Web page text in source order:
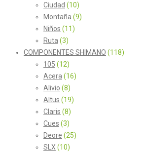
Ciudad (10)
Montaña (9)
Niños (11)
Ruta (3)
COMPONENTES SHIMANO (118)
105 (12)
Acera (16)
Alivio (8)
Altus (19)
Claris (8)
Cues (3)
Deore (25)
SLX (10)